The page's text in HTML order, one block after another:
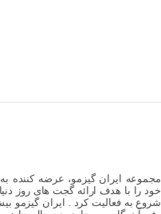
خود را با هدف ارائه گجت های روز
شروع به فعالیت کرد . ایران گیزمو